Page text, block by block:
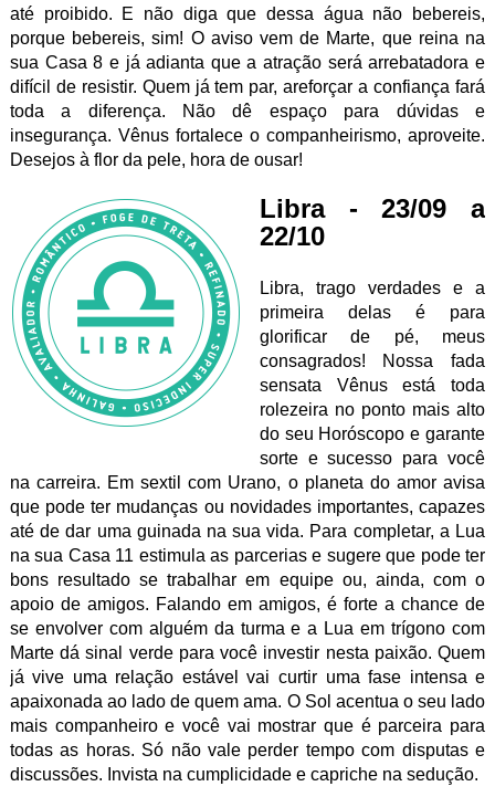
até proibido. E não diga que dessa água não bebereis,
porque bebereis, sim! O aviso vem de Marte, que reina na
sua Casa 8 e já adianta que a atração será arrebatadora e
difícil de resistir. Quem já tem par, areforçar a confiança fará
toda a diferença. Não dê espaço para dúvidas e
insegurança. Vênus fortalece o companheirismo, aproveite.
Desejos à flor da pele, hora de ousar!
Libra - 23/09 a
22/10
Libra, trago verdades e a
primeira delas é para
glorificar de pé, meus
consagrados! Nossa fada
sensata Vênus está toda
rolezeira no ponto mais alto
do seu Horóscopo e garante
sorte e sucesso para você
na carreira. Em sextil com Urano, o planeta do amor avisa
que pode ter mudanças ou novidades importantes, capazes
até de dar uma guinada na sua vida. Para completar, a Lua
na sua Casa 11 estimula as parcerias e sugere que pode ter
bons resultado se trabalhar em equipe ou, ainda, com o
apoio de amigos. Falando em amigos, é forte a chance de
se envolver com alguém da turma e a Lua em trígono com
Marte dá sinal verde para você investir nesta paixão. Quem
já vive uma relação estável vai curtir uma fase intensa e
apaixonada ao lado de quem ama. O Sol acentua o seu lado
mais companheiro e você vai mostrar que é parceira para
todas as horas. Só não vale perder tempo com disputas e
discussões. Invista na cumplicidade e capriche na sedução.